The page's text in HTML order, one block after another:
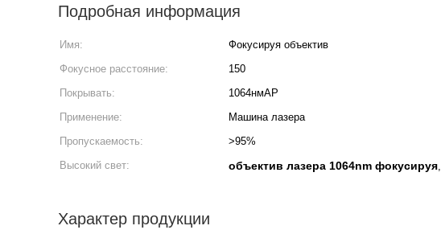
Подробная информация
Имя: Фокусируя объектив
Фокусное расстояние:
150
Покрывать:
1064нмАР
Применение:
Машина лазера
Пропускаемость:
>95%
Высокий свет:
объектив лазера 1064nm фокусируя,
Характер продукции